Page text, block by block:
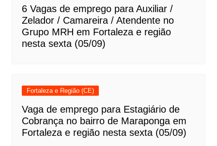
6 Vagas de emprego para Auxiliar /
Zelador / Camareira / Atendente no
Grupo MRH em Fortaleza e região
nesta sexta (05/09)
Fortaleza e Região (CE)
Vaga de emprego para Estagiário de
Cobrança no bairro de Maraponga em
Fortaleza e região nesta sexta (05/09)